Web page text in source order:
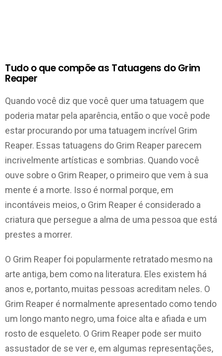
Tudo o que compõe as Tatuagens do Grim
Reaper
Quando você diz que você quer uma tatuagem que
poderia matar pela aparência, então o que você pode
estar procurando por uma tatuagem incrível Grim
Reaper. Essas tatuagens do Grim Reaper parecem
incrivelmente artísticas e sombrias. Quando você
ouve sobre o Grim Reaper, o primeiro que vem à sua
mente é a morte. Isso é normal porque, em
incontáveis ​​meios, o Grim Reaper é considerado a
criatura que persegue a alma de uma pessoa que está
prestes a morrer.
O Grim Reaper foi popularmente retratado mesmo na
arte antiga, bem como na literatura. Eles existem há
anos e, portanto, muitas pessoas acreditam neles. O
Grim Reaper é normalmente apresentado como tendo
um longo manto negro, uma foice alta e afiada e um
rosto de esqueleto. O Grim Reaper pode ser muito
assustador de se ver e, em algumas representações,